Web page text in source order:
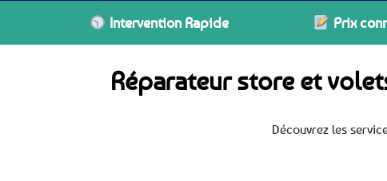
Intervention Rapide Prix
Réparateur store et
Découvrez les